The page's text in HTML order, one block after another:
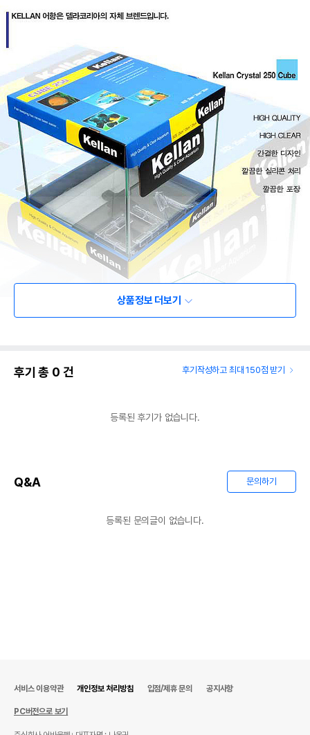
상품정보 더보기
후기 총 0 건 후기작성하고 최대 150점 받기
등록된 후기가 없습니다.
Q&A 문의하기
등록된 문의글이 없습니다.
서비스 이용약관 개인정보 처리방침 입점/제휴 문의 공지사항
PC버전으로 보기